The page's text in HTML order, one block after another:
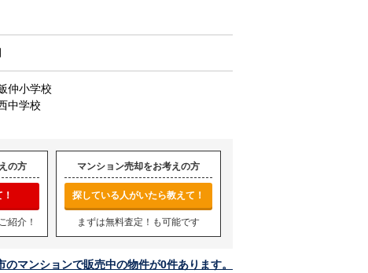
仲小学校
中学校
の方
紹介！
マンション売却をお考えの方
探している人がいたら教えて！
まずは無料査定！も可能です
のマンションで販売中の物件が0件あります。